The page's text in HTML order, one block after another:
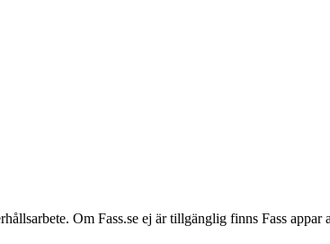
Om Fass.se ej är tillgänglig finns Fass